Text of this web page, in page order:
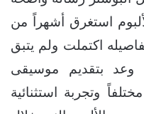
استغرق أشهراً من
اكتملت ولم يتبق
وعد بتقديم موسيقى
وتجربة استثنائية